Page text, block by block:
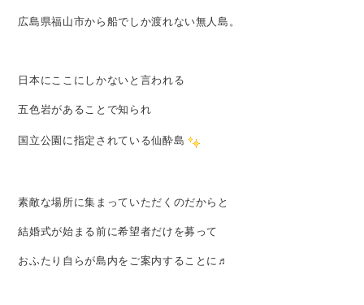
広島県福山市から船でしか渡れない無人島。
日本にここにしかないと言われる
五色岩があることで知られ
国立公園に指定されている仙酔島
素敵な場所に集まっていただくのだからと
結婚式が始まる前に希望者だけを募って
おふたり自らが島内をご案内することに♬